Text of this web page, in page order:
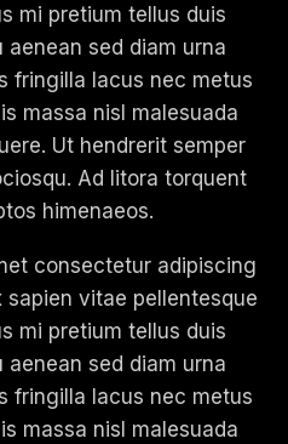
mi pretium tellus duis
aenean sed diam urna
fringilla lacus nec metus
massa nisl malesuada
Ut hendrerit semper
Ad litora torquent
himenaeos.
consectetur adipiscing
vitae pellentesque
mi pretium tellus duis
aenean sed diam urna
fringilla lacus nec metus
massa nisl malesuada